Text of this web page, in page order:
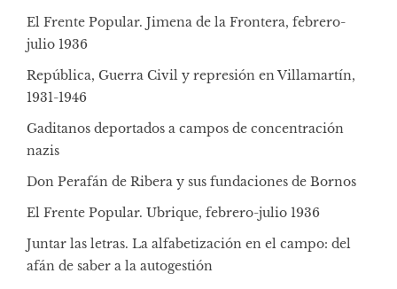
El Frente Popular. Jimena de la Frontera, febrero-
julio 1936
República, Guerra Civil y represión en Villamartín,
1931-1946
Gaditanos deportados a campos de concentración
nazis
Don Perafán de Ribera y sus fundaciones de Bornos
El Frente Popular. Ubrique, febrero-julio 1936
Juntar las letras. La alfabetización en el campo: del
afán de saber a la autogestión